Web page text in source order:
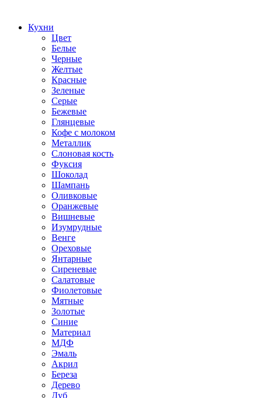
Кухни
Цвет
Белые
Черные
Желтые
Красные
Зеленые
Серые
Бежевые
Глянцевые
Кофе с молоком
Металлик
Слоновая кость
Фуксия
Шоколад
Шампань
Оливковые
Оранжевые
Вишневые
Изумрудные
Венге
Ореховые
Янтарные
Сиреневые
Салатовые
Фиолетовые
Мятные
Золотые
Синие
Материал
МДФ
Эмаль
Акрил
Береза
Дерево
Дуб